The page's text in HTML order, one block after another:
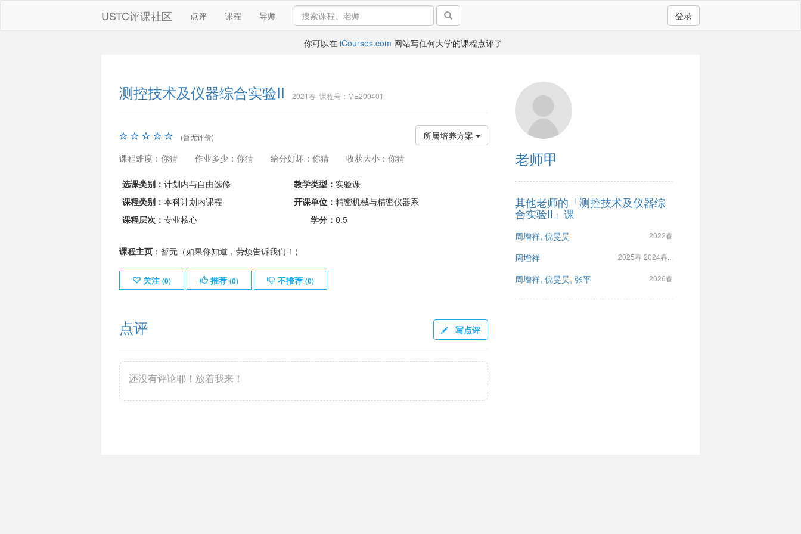
USTC评课社区 点评 课程 导师 登录
你可以在 iCourses.com 网站写任何大学的课程点评了
测控技术及仪器综合实验II 2021春 课程号：ME200401
所属培养方案
(暂无评价)
课程难度：你猜 作业多少：你猜 给分好坏：你猜 收获大小：你猜
选课类别： 计划内与自由选修 教学类型： 实验课
课程类别： 本科计划内课程 开课单位： 精密机械与精密仪器系
课程层次： 专业核心 学分： 0.5
课程主页：暂无（如果你知道，劳烦告诉我们！）
关注 (0) 推荐 (0) 不推荐 (0)
点评 写点评
还没有评论耶！放着我来！
老师甲
其他老师的「测控技术及仪器综
合实验II」课
周增祥, 倪旻昊 2022春
周增祥 2025春 2024春...
周增祥, 倪旻昊, 张平 2026春